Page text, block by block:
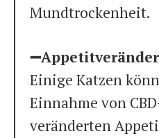
Mundtrockenheit.
Einige Katzen
Einnahme von
veränderten